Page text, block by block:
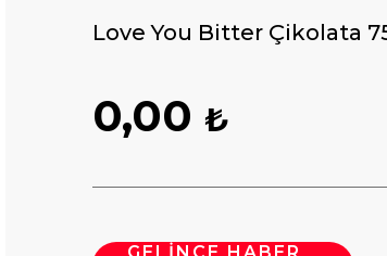
Love You Bitter Çikolata
0,00₺